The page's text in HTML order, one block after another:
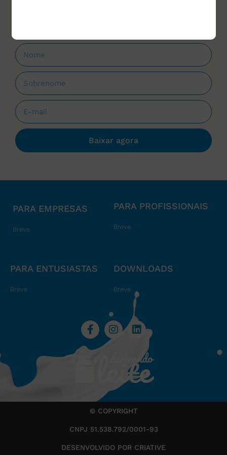
Baixar agora
PARA EMPRESAS
Breve
PARA PROFISSIONAIS
Breve
PARA ENTUSIASTAS
Breve
DOWNLOADS
Breve
© COPYRIGHT
CNPJ 51.538.792/0001-93
DESENVOLVIDO POR CRIATIVE